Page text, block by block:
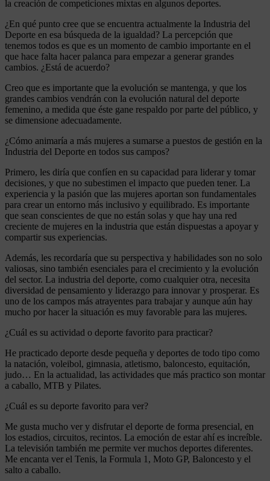
la creación de competiciones mixtas en algunos deportes.
¿En qué punto cree que se encuentra actualmente la Industria del
Deporte en esa búsqueda de la igualdad? La percepción que
tenemos todos es que es un momento de cambio importante en el
que hace falta hacer palanca para empezar a generar grandes
cambios. ¿Está de acuerdo?
Creo que es importante que la evolución se mantenga, y que los
grandes cambios vendrán con la evolución natural del deporte
femenino, a medida que éste gane respaldo por parte del público, y
se dimensione adecuadamente.
¿Cómo animaría a más mujeres a sumarse a puestos de gestión en la
Industria del Deporte en todos sus campos?
Primero, les diría que confíen en su capacidad para liderar y tomar
decisiones, y que no subestimen el impacto que pueden tener. La
experiencia y la pasión que las mujeres aportan son fundamentales
para crear un entorno más inclusivo y equilibrado. Es importante
que sean conscientes de que no están solas y que hay una red
creciente de mujeres en la industria que están dispuestas a apoyar y
compartir sus experiencias.
Además, les recordaría que su perspectiva y habilidades son no solo
valiosas, sino también esenciales para el crecimiento y la evolución
del sector. La industria del deporte, como cualquier otra, necesita
diversidad de pensamiento y liderazgo para innovar y prosperar. Es
uno de los campos más atrayentes para trabajar y aunque aún hay
mucho por hacer la situación es muy favorable para las mujeres.
¿Cuál es su actividad o deporte favorito para practicar?
He practicado deporte desde pequeña y deportes de todo tipo como
la natación, voleibol, gimnasia, atletismo, baloncesto, equitación,
judo… En la actualidad, las actividades que más practico son montar
a caballo, MTB y Pilates.
¿Cuál es su deporte favorito para ver?
Me gusta mucho ver y disfrutar el deporte de forma presencial, en
los estadios, circuitos, recintos. La emoción de estar ahí es increíble.
La televisión también me permite ver muchos deportes diferentes.
Me encanta ver el Tenis, la Formula 1, Moto GP, Baloncesto y el
salto a caballo.